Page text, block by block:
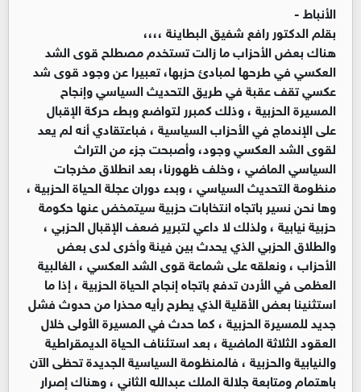
الأنباط -
بقلم الدكتور رافع شفيق البطاينة ،،،،
هناك بعض الأحزاب ما زالت تستخدم مصطلح قوى الشد
العكسي في طرحها لمبادئ حزبها، تعبيرا عن وجود قوى شد
عكسي تقف عقبة في طريق التحديث السياسي وإنجاح
المسيرة الحزبية ، وذلك كمبرر لتواضع وبطء حركة الإقبال
على الإندماج في الأحزاب السياسية ، فباعتقادي أنه لم يعد
لقوى الشد العكسي وجود، وأصبحت جزء من التراث
السياسي الماضي ، وخلف ظهورنا، بعد انطلاق مخرجات
منظومة التحديث السياسي ، وبدء دوران عجلة الحياة الحزبية ،
وها نحن نسير باتجاه انتخابات حزبية سيتمخض عنها حكومة
حزبية نيابية ، ولذلك لا داعي لتبرير ضعف الإقبال الحزبي ،
والطلاق الحزبي الذي يحدث بين فينة وأخرى لدى بعض
الأحزاب ، ونعلقه على شماعة قوى الشد العكسي ، الغالبية
العظمى في الأردن تدفع باتجاه إنجاح الحياة الحزبية ، إذا ما
استثنينا بعض الأقلية الذي يطرح رأيه محذرا من حدوث فشل
جديد للمسيرة الحزبية ، كما حدث في المسيرة الأولى خلال
العقود الثلاثة الماضية ، بعد استئناف الحياة الديمقراطية
والنيابية والحزبية ، فالمنظومة السياسية الجديدة تحظى الآن
باهتمام ومتابعة جلالة الملك عبدالله الثاني ، وهناك إصرار